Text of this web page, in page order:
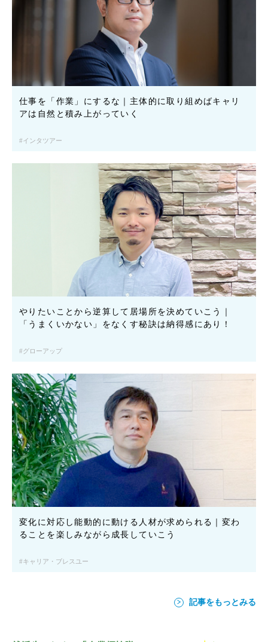
仕事を「作業」にするな｜主体的に取り組めばキャリ
アは自然と積み上がっていく
インタツアー
やりたいことから逆算して居場所を決めていこう｜
「うまくいかない」をなくす秘訣は納得感にあり！
グローアップ
変化に対応し能動的に動ける人材が求められる｜変わ
ることを楽しみながら成長していこう
キャリア・ブレスユー
記事をもっとみる